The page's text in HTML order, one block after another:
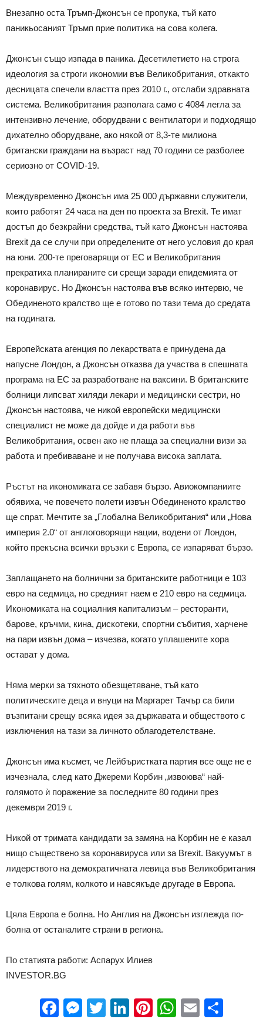
Внезапно оста Тръмп-Джонсън се пропука, тъй като
паникьосаният Тръмп прие политика на сова колега.
Джонсън също изпада в паника. Десетилетието на строга
идеология за строги икономии във Великобритания, откакто
десницата спечели властта през 2010 г., отслаби здравната
система. Великобритания разполага само с 4084 легла за
интензивно лечение, оборудвани с вентилатори и подходящо
дихателно оборудване, ако някой от 8,3-те милиона
британски граждани на възраст над 70 години се разболее
сериозно от COVID-19.
Междувременно Джонсън има 25 000 държавни служители,
които работят 24 часа на ден по проекта за Brexit. Те имат
достъп до безкрайни средства, тъй като Джонсън настоява
Brexit да се случи при определените от него условия до края
на юни. 200-те преговарящи от ЕС и Великобритания
прекратиха планираните си срещи заради епидемията от
коронавирус. Но Джонсън настоява във всяко интервю, че
Обединеното кралство ще е готово по тази тема до средата
на годината.
Европейската агенция по лекарствата е принудена да
напусне Лондон, а Джонсън отказва да участва в спешната
програма на ЕС за разработване на ваксини. В британските
болници липсват хиляди лекари и медицински сестри, но
Джонсън настоява, че никой европейски медицински
специалист не може да дойде и да работи във
Великобритания, освен ако не плаща за специални визи за
работа и пребиваване и не получава висока заплата.
Ръстът на икономиката се забавя бързо. Авиокомпаниите
обявиха, че повечето полети извън Обединеното кралство
ще спрат. Мечтите за „Глобална Великобритания“ или „Нова
империя 2.0“ от англоговорящи нации, водени от Лондон,
който прекъсна всички връзки с Европа, се изпаряват бързо.
Заплащането на болнични за британските работници е 103
евро на седмица, но средният наем е 210 евро на седмица.
Икономиката на социалния капитализъм – ресторанти,
барове, кръчми, кина, дискотеки, спортни събития, харчене
на пари извън дома – изчезва, когато уплашените хора
остават у дома.
Няма мерки за тяхното обезщетяване, тъй като
политическите деца и внуци на Маргарет Тачър са били
възпитани срещу всяка идея за държавата и обществото с
изключения на тази за личното облагодетелстване.
Джонсън има късмет, че Лейбъристката партия все още не е
изчезнала, след като Джереми Корбин „извоюва“ най-
голямото ѝ поражение за последните 80 години през
декември 2019 г.
Никой от тримата кандидати за замяна на Корбин не е казал
нищо съществено за коронавируса или за Brexit. Вакуумът в
лидерството на демократичната левица във Великобритания
е толкова голям, колкото и навсякъде другаде в Европа.
Цяла Европа е болна. Но Англия на Джонсън изглежда по-
болна от останалите страни в региона.
По статията работи: Аспарух Илиев
INVESTOR.BG
Facebook
Messenger
Twitter
LinkedIn
Pinterest
WhatsApp
Email